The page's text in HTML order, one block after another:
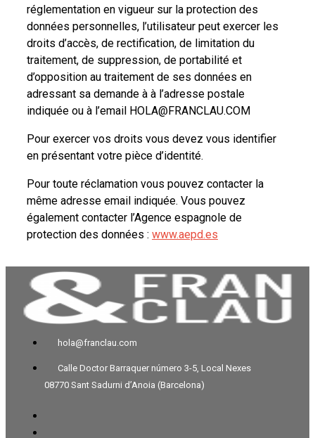
réglementation en vigueur sur la protection des
données personnelles, l’utilisateur peut exercer les
droits d’accès, de rectification, de limitation du
traitement, de suppression, de portabilité et
d’opposition au traitement de ses données en
adressant sa demande à à l’adresse postale
indiquée ou à l’email HOLA@FRANCLAU.COM
Pour exercer vos droits vous devez vous identifier
en présentant votre pièce d’identité.
Pour toute réclamation vous pouvez contacter la
même adresse email indiquée. Vous pouvez
également contacter l’Agence espagnole de
protection des données : www.aepd.es
hola@franclau.com
Calle Doctor Barraquer número 3-5, Local Nexes
08770 Sant Sadurni d’Anoia (Barcelona)